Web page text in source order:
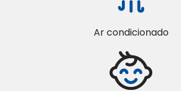
Ar condicionado